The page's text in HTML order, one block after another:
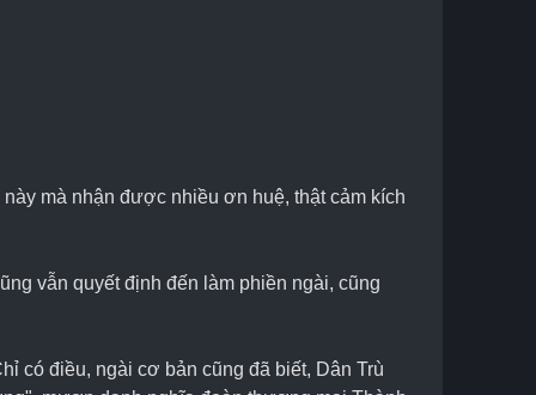
mà nhận được nhiều ơn huệ, thật cảm kích
vẫn quyết định đến làm phiền ngài, cũng
có điều, ngài cơ bản cũng đã biết, Dân Trù